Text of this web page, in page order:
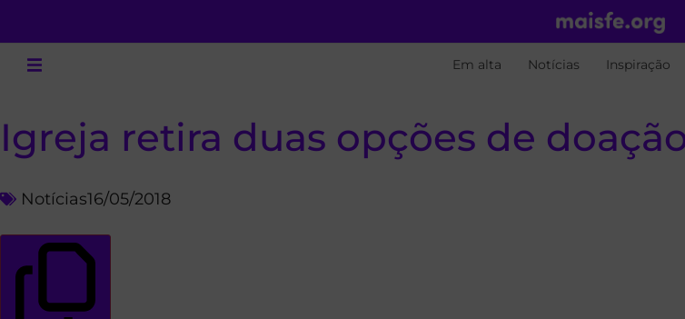
Em alta Notícias Inspiração
Igreja retira duas opções de
Notícias16/05/2018